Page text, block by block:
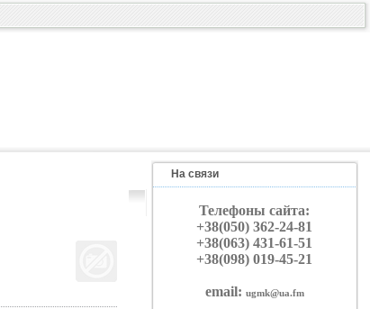
На связи
Телефоны сайта:
+38(050) 362-24-81
+38(063) 431-61-51
+38(098) 019-45-21
email: ugmk@ua.fm